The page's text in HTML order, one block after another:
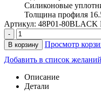
Силиконовые
Толщина профиля
Артикул: 48P01-80BLACK
-
В корзину
Просмотр
Добавить в список желаний
Описание
Детали